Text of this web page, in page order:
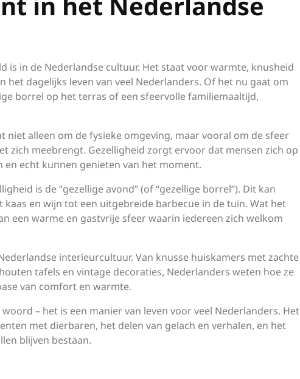
is in de Nederlandse cultuur. Het staat voor warmte, knusheid
het dagelijks leven van veel Nederlanders. Of het nu gaat om
borrel op het terras of een sfeervolle familiemaaltijd,
niet alleen om de fysieke omgeving, maar vooral om de sfeer
zich meebrengt. Gezelligheid zorgt ervoor dat mensen zich op
echt kunnen genieten van het moment.
is de “gezellige avond” (of “gezellige borrel”). Dit kan
en wijn tot een uitgebreide barbecue in de tuin. Wat het
een warme en gastvrije sfeer waarin iedereen zich welkom
interieurcultuur. Van knusse huiskamers met zachte
tafels en vintage decoraties, Nederlanders weten hoe ze
van comfort en warmte.
– het is een manier van leven voor veel Nederlanders. Het
met dierbaren, het delen van gelach en verhalen, en het
blijven bestaan.